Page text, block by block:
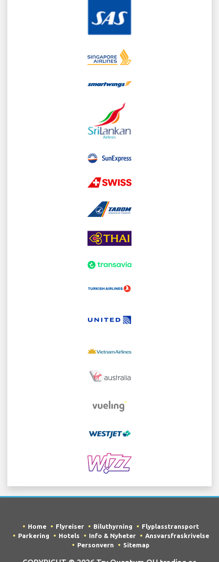
Home Flyreiser Biluthyrning
Flyplasstransport
Parkering
Hotels Info & Nyheter
Ansvarsfraskrivelse
Personvern
Sitemap